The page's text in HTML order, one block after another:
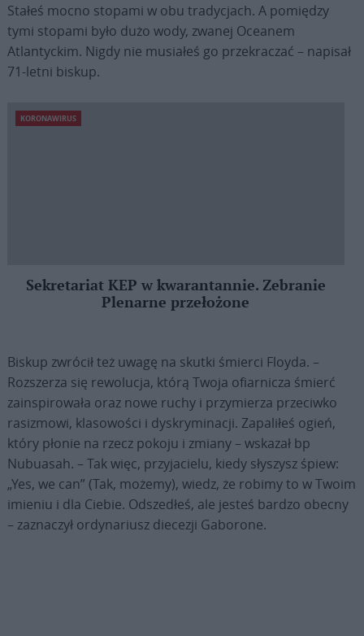
Stałeś mocno stopami w obu tradycjach. A pomiędzy
tymi stopami było dużo wody, zwanej Oceanem
Atlantyckim. Nigdy nie musiałeś go przekraczać – napisał
71-letni biskup.
KORONAWIRUS
Sekretariat KEP w kwarantannie. Zebranie
Plenarne przełożone
Biskup zwrócił też uwagę na skutki śmierci Floyda. –
Rozszerza się rewolucja, którą Twoja ofiarnicza śmierć
zainspirowała oraz nowe ruchy i przymierza przeciwko
rasizmowi, klasowości i dyskryminacji. Zapaliłeś ogień,
który płonie na rzecz pokoju i zmiany – wskazał bp
Nubuasah. – Tak więc, przyjacielu, kiedy słyszysz śpiew:
„Yes, we can” (Tak, możemy), wiedz, że robimy to w Twoim
imieniu i dla Ciebie. Odszedłeś, ale jesteś bardzo obecny
– zaznaczył ordynariusz diecezji Gaborone.